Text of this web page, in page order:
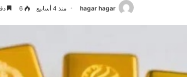
hagar hagar منذ 4 أسابيع 6